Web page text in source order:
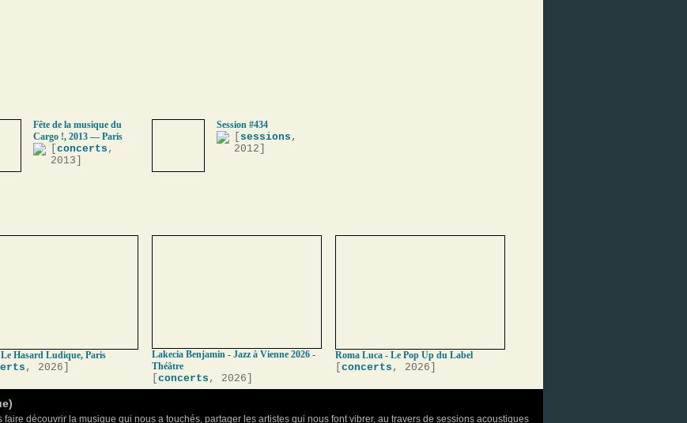
Fête de la musique du
Cargo !, 2013 — Paris
concerts ,
2013]
Session #434
sessions ,
2012]
Hasard Ludique, Paris
, 2026]
Lakecia Benjamin - Jazz à Vienne 2026 -
Théâtre
concerts , 2026]
Roma Luca - Le Pop Up du Label
concerts , 2026]
faire découvrir la musique qui nous a touchés, partager les artistes qui nous font vibrer, au travers de sessions acoustiques